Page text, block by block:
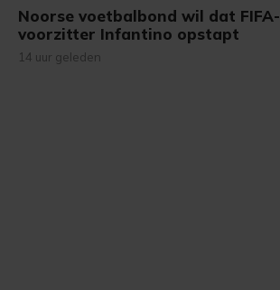
Noorse voetbalbond wil dat FIFA-
voorzitter Infantino opstapt
14 uur geleden